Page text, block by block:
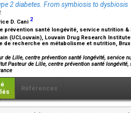
2 diabetes. From symbiosis to dysbiosis
D. Cani 2
prévention santé longévité, service nutrition
(UCLouvain), Louvain Drug Research
de recherche en métabolisme et nutrition,
de Lille, centre prévention santé longévité, service
Pasteur de Lille, centre prévention santé
Références